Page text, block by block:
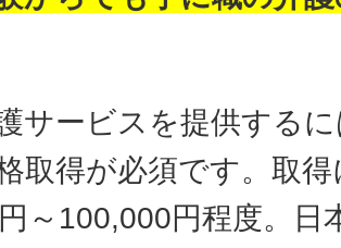
サービスを提供する
取得が必須です。取
～100,000円程度。日